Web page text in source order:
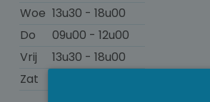
Woe 13u30 - 18u00
Do
09u00 - 12u00
Vrij
13u30 - 18u00
Zat